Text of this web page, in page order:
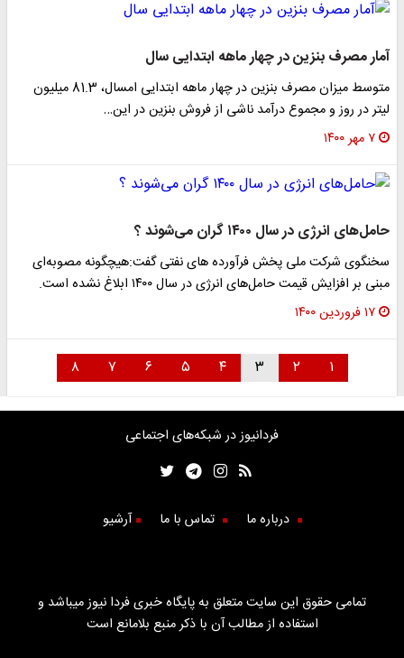
آمار مصرف بنزین در چهار ماهه ابتدایی سال
متوسط میزان مصرف بنزین در چهار ماهه ابتدایی امسال، 81.3 میلیون
لیتر در روز و مجموع درآمد ناشی از فروش بنزین در این…
۷ مهر ۱۴۰۰
حامل‌های انرژی در سال ۱۴۰۰ گران می‌شوند ؟
سخنگوی شرکت ملی پخش فرآورده های نفتی گفت:هیچگونه مصوبه‌ای
مبنی بر افزایش قیمت حامل‌های انرژی در سال ۱۴۰۰ ابلاغ نشده است.
۱۷ فروردین ۱۴۰۰
۱ ۲ ۳ ۴ ۵ ۶ ۷ ۸
فردانیوز در شبکه‌های اجتماعی
درباره ما تماس با ما آرشیو
تمامی حقوق این سایت متعلق به پایگاه خبری فردا نیوز میباشد و
استفاده از مطالب آن با ذکر منبع بلامانع است